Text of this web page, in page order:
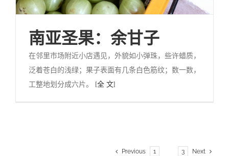
南亚圣果：余甘子
在邻里市场附近小店遇见，外貌如小弹珠，些许蜡质，
泛着苍白的浅绿；果子表面有几条白色筋纹；数一数，
工整地划分成六片。 [全 文]
Previous 1 3 Next